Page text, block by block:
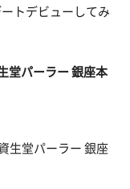
トデビューしてみ
堂パーラー 銀座本